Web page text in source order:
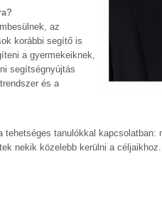
az
korábbi segítő is
a gyermekeiknek,
segítségnyújtás
és a
tanulókkal kapcsolatban:
nekik közelebb kerülni a céljaikhoz.